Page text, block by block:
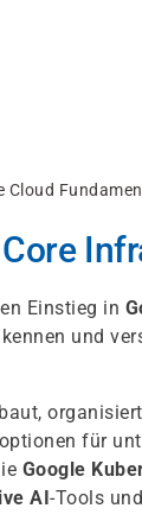
Cloud
Einstieg in
und
für
Google
AI-Tools